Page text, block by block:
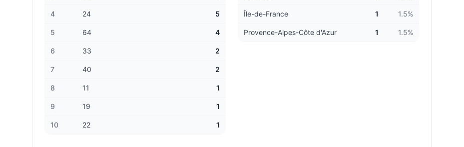
4 24 5
5 64 4
6 33 2
7 40 2
8 11 1
9 19 1
10 22 1
Île-de-France 1 1.5%
Provence-Alpes-Côte d'Azur 1 1.5%